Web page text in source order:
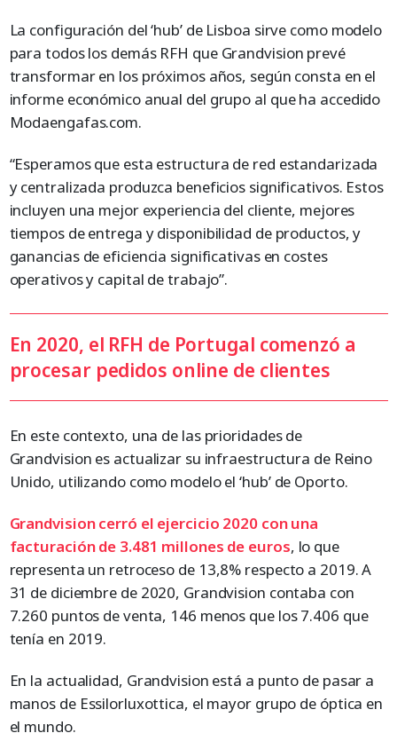
La configuración del ‘hub’ de Lisboa sirve como modelo
para todos los demás RFH que Grandvision prevé
transformar en los próximos años, según consta en el
informe económico anual del grupo al que ha accedido
Modaengafas.com.
“Esperamos que esta estructura de red estandarizada
y centralizada produzca beneficios significativos. Estos
incluyen una mejor experiencia del cliente, mejores
tiempos de entrega y disponibilidad de productos, y
ganancias de eficiencia significativas en costes
operativos y capital de trabajo”.
En 2020, el RFH de Portugal comenzó a
procesar pedidos online de clientes
En este contexto, una de las prioridades de
Grandvision es actualizar su infraestructura de Reino
Unido, utilizando como modelo el ‘hub’ de Oporto.
Grandvision cerró el ejercicio 2020 con una
facturación de 3.481 millones de euros, lo que
representa un retroceso de 13,8% respecto a 2019. A
31 de diciembre de 2020, Grandvision contaba con
7.260 puntos de venta, 146 menos que los 7.406 que
tenía en 2019.
En la actualidad, Grandvision está a punto de pasar a
manos de Essilorluxottica, el mayor grupo de óptica en
el mundo.